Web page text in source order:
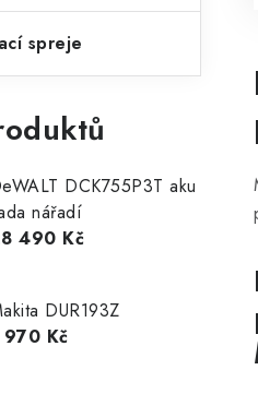
spreje
DCK755P3T aku
nářadí
490 Kč
DUR193Z
970 Kč